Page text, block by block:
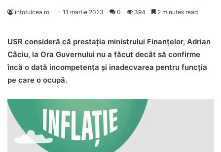
infotulcea.ro 11 martie 2023 0 394 2 minutes read
USR consideră că prestația ministrului Finanțelor, Adrian
Câciu, la Ora Guvernului nu a făcut decât să confirme
încă o dată incompetența și inadecvarea pentru funcția
pe care o ocupă.